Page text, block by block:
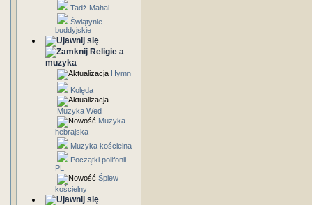
Tadż Mahal
Świątynie
buddyjskie
Religie a
muzyka
Hymn
Kolęda
Muzyka Wed
Muzyka
hebrajska
Muzyka kościelna
Początki polifonii
PL
Śpiew
kościelny